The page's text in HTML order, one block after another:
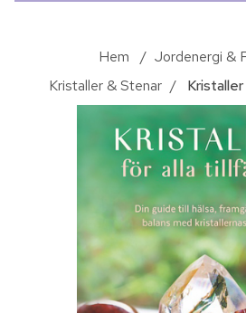
Hem / Jordenergi &
Kristaller & Stenar /